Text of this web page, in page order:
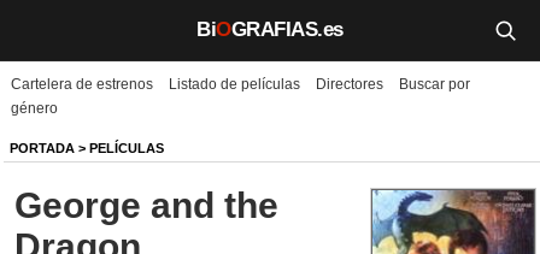
BiOGRAFIAS.es
Biografías
Películas
TV
Cartelera de estrenos Listado de películas Directores
Buscar por
género
PORTADA > PELÍCULAS
George and the